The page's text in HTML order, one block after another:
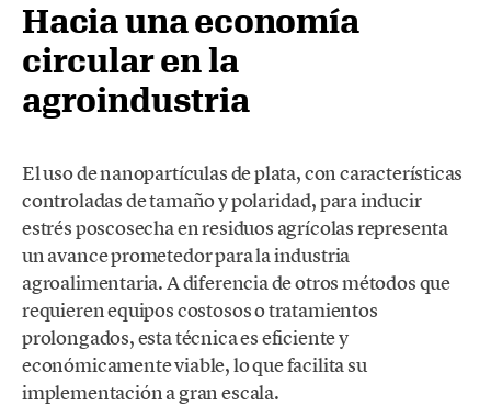
Hacia una economía
circular en la
agroindustria
El uso de nanopartículas de plata, con características
controladas de tamaño y polaridad, para inducir
estrés poscosecha en residuos agrícolas representa
un avance prometedor para la industria
agroalimentaria. A diferencia de otros métodos que
requieren equipos costosos o tratamientos
prolongados, esta técnica es eficiente y
económicamente viable, lo que facilita su
implementación a gran escala.